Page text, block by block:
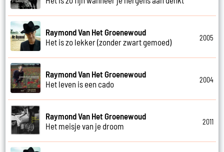
Raymond Van Het Groenewoud
Het is zo lekker (zonder zwart gemoed)
2005
Raymond Van Het Groenewoud
Het leven is een cado
2004
Raymond Van Het Groenewoud
Het meisje van je droom
2011